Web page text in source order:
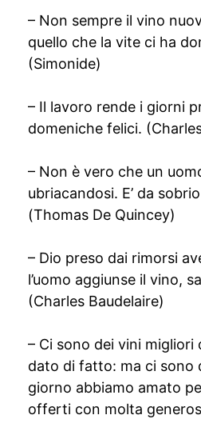
– Non sempre il vino
quello che la vite ci ha
(Simonide)
– Il lavoro rende i giorni
domeniche felici.
– Non è vero che un
ubriacandosi. E’ da
(Thomas De Quincey)
– Dio preso dai rimorsi
l’uomo aggiunse il vino,
(Charles Baudelaire)
– Ci sono dei vini migliori
dato di fatto: ma ci sono
giorno abbiamo amato
offerti con molta